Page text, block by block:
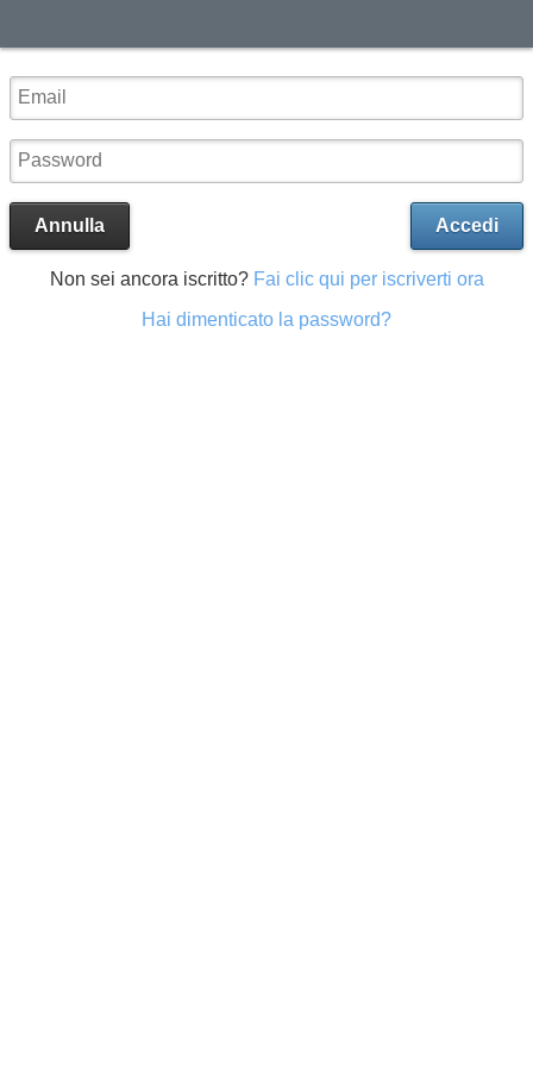
Accedi
Annulla
Non sei ancora iscritto? Fai clic qui per iscriverti ora
Hai dimenticato la password?